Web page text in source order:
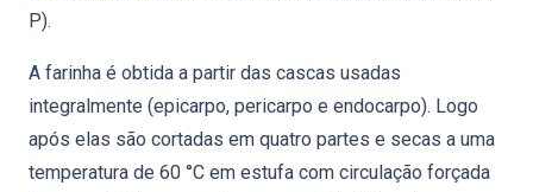
P).
A farinha é obtida a partir das cascas usadas
integralmente (epicarpo, pericarpo e endocarpo). Logo
após elas são cortadas em quatro partes e secas a uma
temperatura de 60 °C em estufa com circulação forçada